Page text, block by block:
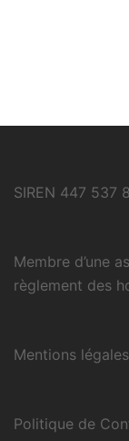
SIREN 447 537
Membre d’une
règlement des
Mentions légales
Politique de